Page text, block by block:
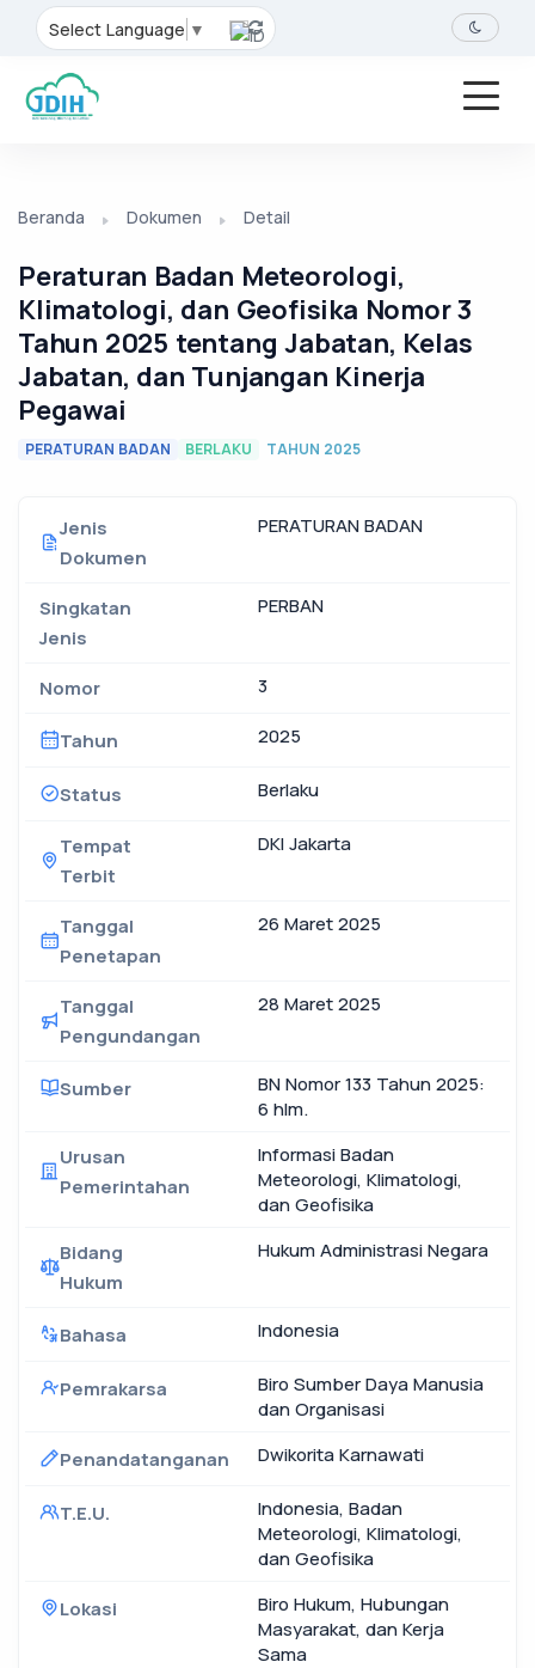
Select Language ▼
Beranda Dokumen Detail
Peraturan Badan Meteorologi,
Klimatologi, dan Geofisika Nomor 3
Tahun 2025 tentang Jabatan, Kelas
Jabatan, dan Tunjangan Kinerja
Pegawai
PERATURAN BADAN BERLAKU TAHUN 2025
Jenis
Dokumen
PERATURAN BADAN
Singkatan
Jenis
PERBAN
Nomor 3
Tahun 2025
Status Berlaku
Tempat
Terbit
DKI Jakarta
Tanggal
Penetapan
26 Maret 2025
Tanggal
Pengundangan
28 Maret 2025
Sumber
BN Nomor 133 Tahun 2025:
6 hlm.
Urusan
Pemerintahan
Informasi Badan
Meteorologi, Klimatologi,
dan Geofisika
Bidang
Hukum
Hukum Administrasi Negara
Bahasa Indonesia
Pemrakarsa
Biro Sumber Daya Manusia
dan Organisasi
Penandatanganan
Dwikorita Karnawati
T.E.U.
Indonesia, Badan
Meteorologi, Klimatologi,
dan Geofisika
Lokasi
Biro Hukum, Hubungan
Masyarakat, dan Kerja
Sama